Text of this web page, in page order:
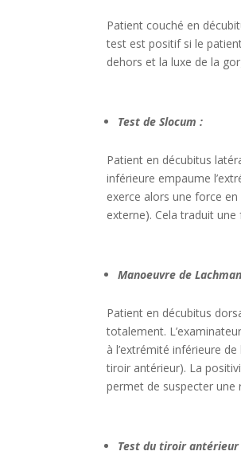
Patient couché en
test est positif si le
dehors et la luxe de la
Test de Slocum :
Patient en décubitus
inférieure empaume
exerce alors une force
externe). Cela traduit
Manoeuvre de
Patient en décubitus
totalement.
à l’extrémité inférieure
tiroir antérieur). La
permet de suspecter une
Test du tiroir antérieur